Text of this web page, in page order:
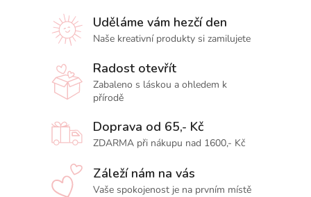
Uděláme vám hezčí den
Naše kreativní produkty si zamilujete
Radost otevřít
Zabaleno s láskou a ohledem k
přírodě
Doprava od 65,- Kč
ZDARMA při nákupu nad 1600,- Kč
Záleží nám na vás
Vaše spokojenost je na prvním místě